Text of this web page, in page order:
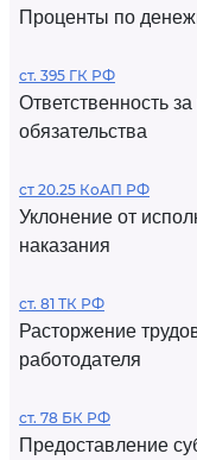
Проценты по
ст. 395 ГК РФ
Ответственность
обязательства
ст 20.25 КоАП РФ
Уклонение от
наказания
ст. 81 ТК РФ
Расторжение
работодателя
ст. 78 БК РФ
Предоставление